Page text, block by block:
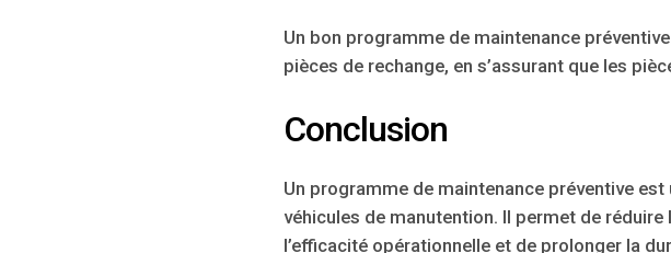
Un bon programme de maintenance
pièces de rechange, en s’assurant que les
Conclusion
Un programme de maintenance préventive
véhicules de manutention. Il permet de
l’efficacité opérationnelle et de prolonger la